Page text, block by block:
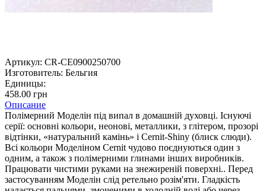
Артикул: CR-CE0900250700
Изготовитель: Бельгия
Единицы:
458.00 грн
Описание
Полімерний Моделін під випал в домашній духовці. Існуючі
серії: основні кольори, неонові, металлики, з глітером, прозорі
відтінки, «натуральний камінь» і Cernit-Shiny (блиск слюди).
Всі кольори Моделіном Cernit чудово поєднуються один з
одним, а також з полімерними глинами інших виробників.
Працювати чистими руками на знежиреній поверхні.. Перед
застосуванням Моделін слід ретельно розім'яти. Гладкість